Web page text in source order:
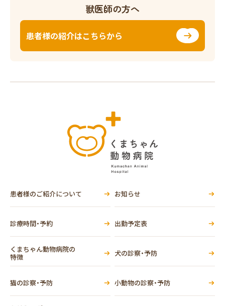
獣医師の方へ
患者様の紹介はこちらから
患者様のご紹介について お知らせ
診療時間・予約 出勤予定表
くまちゃん動物病院の
特徴
犬の診察・予防
猫の診察・予防 小動物の診察・予防